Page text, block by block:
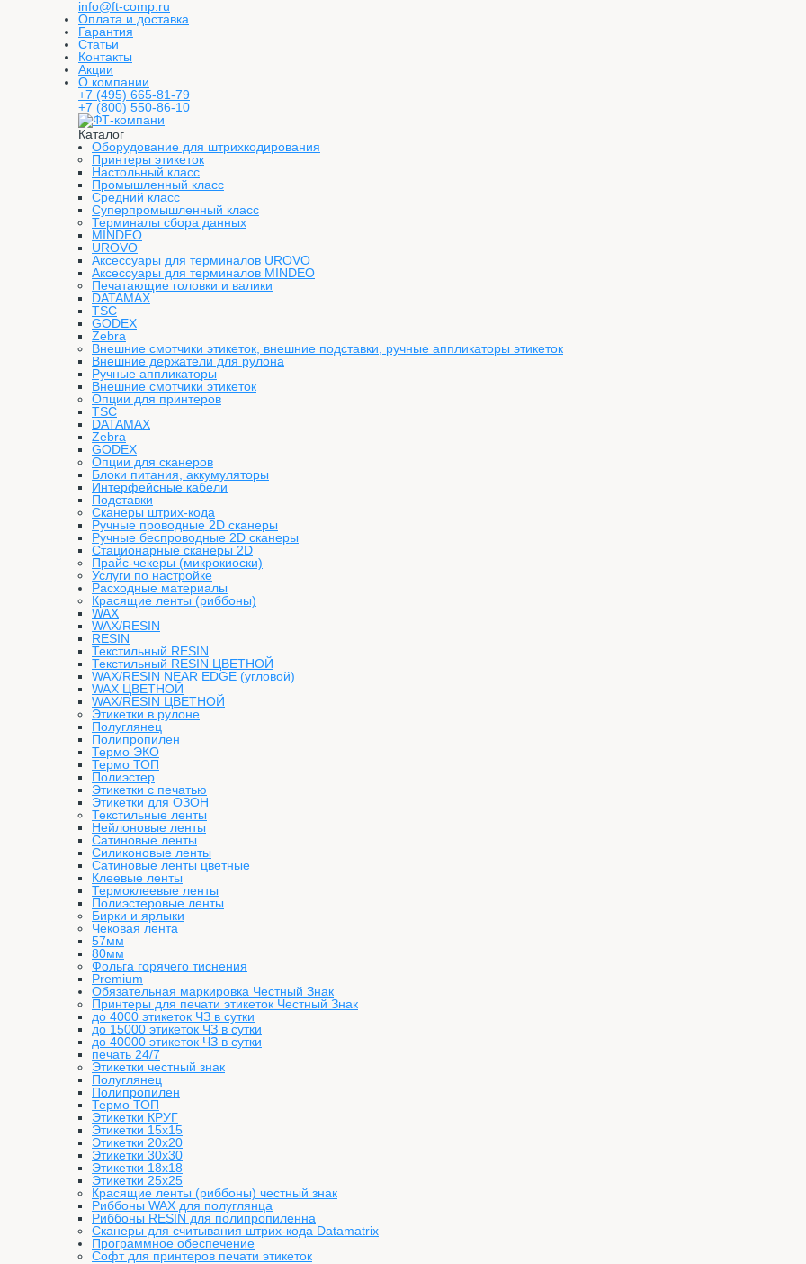
info@ft-comp.ru
Оплата и доставка
Гарантия
Статьи
Контакты
Акции
О компании
+7 (495) 665-81-79
+7 (800) 550-86-10
Каталог
Оборудование для штрихкодирования
Принтеры этикеток
Настольный класс
Промышленный класс
Средний класс
Суперпромышленный класс
Терминалы сбора данных
MINDEO
UROVO
Аксессуары для терминалов UROVO
Аксессуары для терминалов MINDEO
Печатающие головки и валики
DATAMAX
TSC
GODEX
Zebra
Внешние смотчики этикеток, внешние подставки, ручные аппликаторы этикеток
Внешние держатели для рулона
Ручные аппликаторы
Внешние смотчики этикеток
Опции для принтеров
TSC
DATAMAX
Zebra
GODEX
Опции для сканеров
Блоки питания, аккумуляторы
Интерфейсные кабели
Подставки
Сканеры штрих-кода
Ручные проводные 2D сканеры
Ручные беспроводные 2D сканеры
Стационарные сканеры 2D
Прайс-чекеры (микрокиоски)
Услуги по настройке
Расходные материалы
Красящие ленты (риббоны)
WAX
WAX/RESIN
RESIN
Текстильный RESIN
Текстильный RESIN ЦВЕТНОЙ
WAX/RESIN NEAR EDGE (угловой)
WAX ЦВЕТНОЙ
WAX/RESIN ЦВЕТНОЙ
Этикетки в рулоне
Полуглянец
Полипропилен
Термо ЭКО
Термо ТОП
Полиэстер
Этикетки с печатью
Этикетки для ОЗОН
Текстильные ленты
Нейлоновые ленты
Сатиновые ленты
Силиконовые ленты
Сатиновые ленты цветные
Клеевые ленты
Термоклеевые ленты
Полиэстеровые ленты
Бирки и ярлыки
Чековая лента
57мм
80мм
Фольга горячего тиснения
Premium
Обязательная маркировка Честный Знак
Принтеры для печати этикеток Честный Знак
до 4000 этикеток ЧЗ в сутки
до 15000 этикеток ЧЗ в сутки
до 40000 этикеток ЧЗ в сутки
печать 24/7
Этикетки честный знак
Полуглянец
Полипропилен
Термо ТОП
Этикетки КРУГ
Этикетки 15х15
Этикетки 20х20
Этикетки 30х30
Этикетки 18х18
Этикетки 25х25
Красящие ленты (риббоны) честный знак
Риббоны WAX для полуглянца
Риббоны RESIN для полипропиленна
Сканеры для считывания штрих-кода Datamatrix
Программное обеспечение
Софт для принтеров печати этикеток